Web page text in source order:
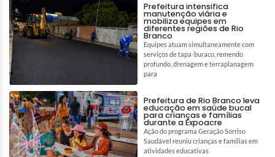
Prefeitura intensifica
manutenção viária e
mobiliza equipes em
diferentes regiões de Rio
Branco
Equipes atuam simultaneamente com
serviços de tapa-buraco, remendo
profundo, drenagem e terraplanagem
para
Prefeitura de Rio Branco leva
educação em saúde bucal
para crianças e famílias
durante a Expoacre
Ação do programa Geração Sorriso
Saudável reuniu crianças e famílias em
atividades educativas